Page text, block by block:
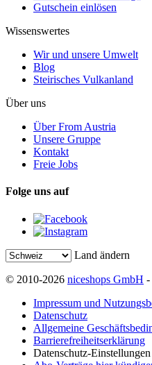
Gutschein einlösen
Wissenswertes
Wir und unsere Umwelt
Blog
Steirisches Vulkanland
Über uns
Über From Austria
Unsere Gruppe
Kontakt
Freie Jobs
Folge uns auf
Land ändern
© 2010-2026 niceshops GmbH -
Impressum und
Datenschutz
Allgemeine
Barrierefreiheitserklärung
Datenschutz-Einstellungen